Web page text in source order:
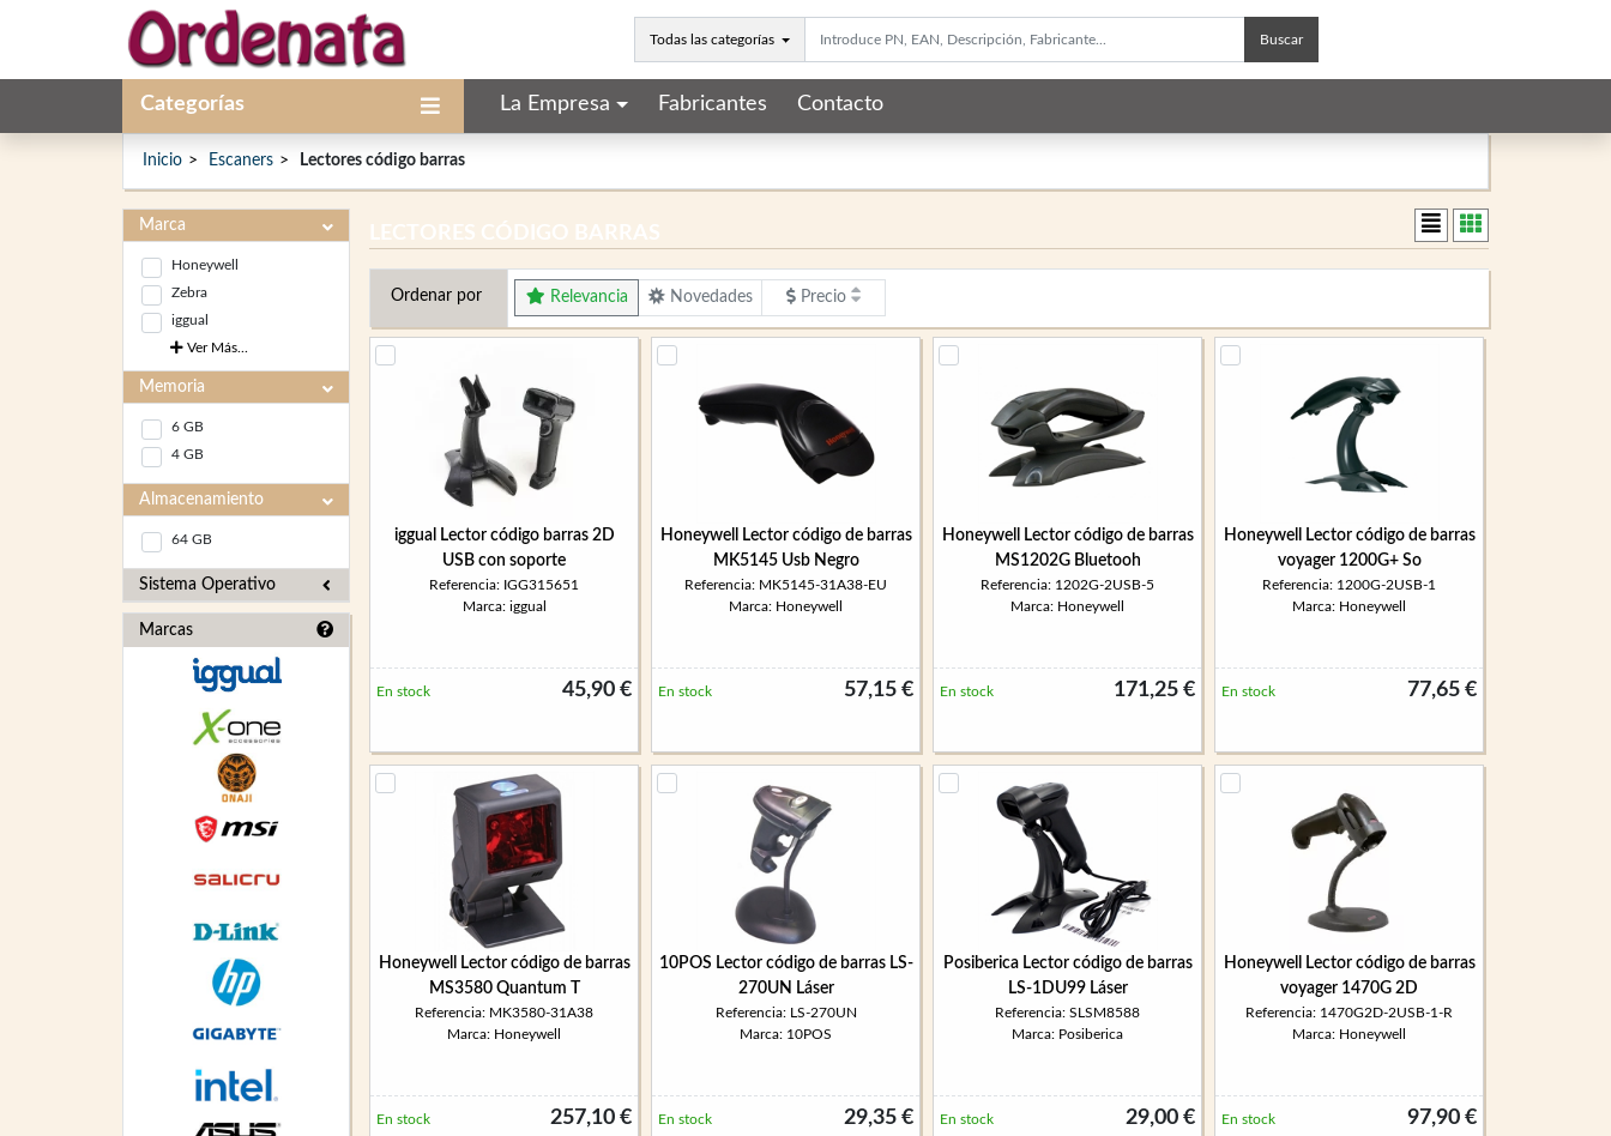
Todas las categorías Buscar
Categorías La Empresa Fabricantes Contacto
Inicio Escaners Lectores código barras
Marca
Honeywell
Zebra
iggual
Ver Más...
Memoria
6 GB
4 GB
Almacenamiento
64 GB
Sistema Operativo
Marcas
LECTORES CÓDIGO BARRAS
Ordenar por Relevancia Novedades Precio
iggual Lector código barras 2D
USB con soporte
Referencia: IGG315651
Marca: iggual
45,90 €
En stock
Honeywell Lector código de barras
MK5145 Usb Negro
Referencia: MK5145-31A38-EU
Marca: Honeywell
57,15 €
En stock
Honeywell Lector código de barras
MS1202G Bluetooh
Referencia: 1202G-2USB-5
Marca: Honeywell
171,25 €
En stock
Honeywell Lector código de barras
voyager 1200G+ So
Referencia: 1200G-2USB-1
Marca: Honeywell
77,65 €
En stock
Honeywell Lector código de barras
MS3580 Quantum T
Referencia: MK3580-31A38
Marca: Honeywell
257,10 €
En stock
10POS Lector código de barras LS-
270UN Láser
Referencia: LS-270UN
Marca: 10POS
29,35 €
En stock
Posiberica Lector código de barras
LS-1DU99 Láser
Referencia: SLSM8588
Marca: Posiberica
29,00 €
En stock
Honeywell Lector código de barras
voyager 1470G 2D
Referencia: 1470G2D-2USB-1-R
Marca: Honeywell
97,90 €
En stock